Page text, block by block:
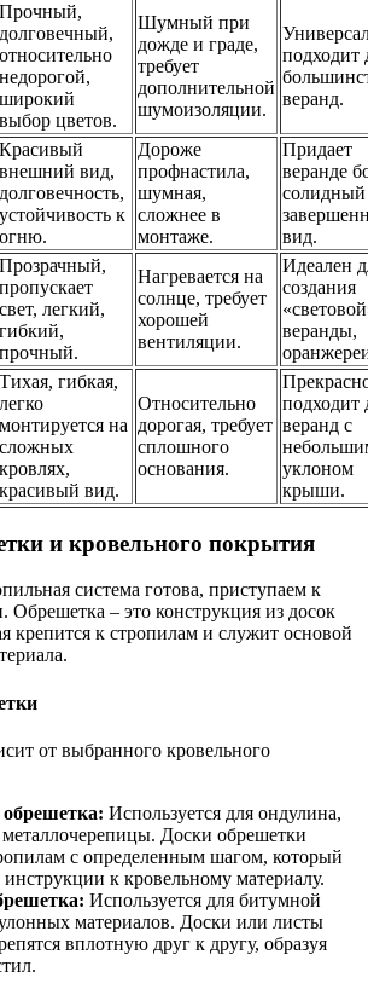
Прочный,
долговечный,
относительно
недорогой,
широкий
выбор цветов.
Шумный при
дожде и граде,
требует
дополнительной
шумоизоляции.
подходит
веранд.
Красивый
внешний вид,
долговечность,
устойчивость к
огню.
Дороже
профнастила,
шумная,
сложнее в
монтаже.
Придает
веранде
вид.
Прозрачный,
пропускает
свет, легкий,
гибкий,
прочный.
Нагревается на
солнце, требует
хорошей
вентиляции.
Идеален
создания
веранды,
Тихая, гибкая,
легко
монтируется на
сложных
кровлях,
красивый вид.
Относительно
дорогая, требует
сплошного
основания.
подходит
веранд с
уклоном
крыши.
и кровельного покрытия
система готова, приступаем к
Обрешетка – это конструкция из досок
крепится к стропилам и служит основой
от выбранного кровельного
Используется для ондулина,
Доски обрешетки
с определенным шагом, который
инструкции к кровельному материалу.
Используется для битумной
материалов. Доски или листы
вплотную друг к другу, образуя